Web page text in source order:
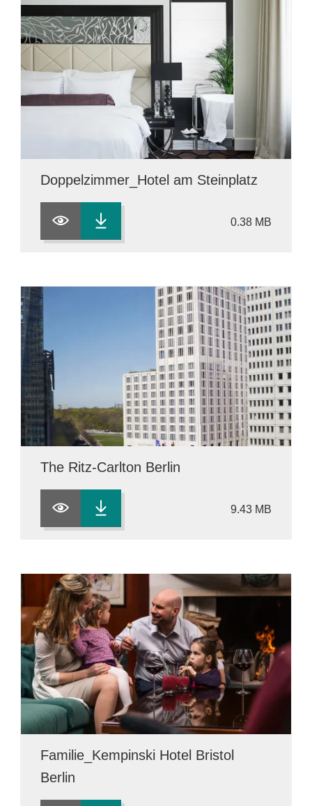
Doppelzimmer_Hotel am Steinplatz
0.38 MB
The Ritz-Carlton Berlin
9.43 MB
Familie_Kempinski Hotel Bristol
Berlin